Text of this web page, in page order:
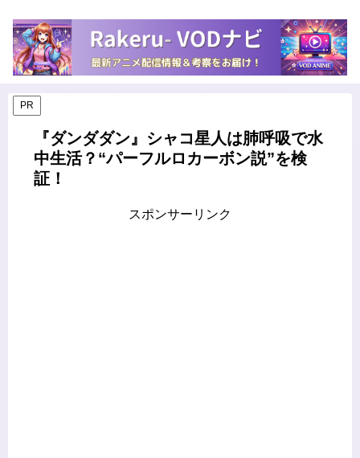
PR
『ダンダダン』シャコ星人は肺呼吸で水
中生活？“パーフルロカーボン説”を検
証！
スポンサーリンク